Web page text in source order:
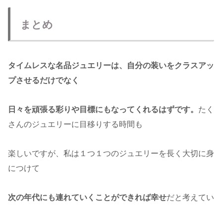
まとめ
タイムレスな名品ジュエリーは、自分の装いをクラスアッ
プさせるだけでなく
日々を頑張る彩りや目標にもなってくれるはずです。 たく
さんのジュエリーに目移りする時間も
楽しいですが、私は１つ１つのジュエリーを長く大切に身
につけて
次の年代にも連れていくことができれば幸せだと考えてい